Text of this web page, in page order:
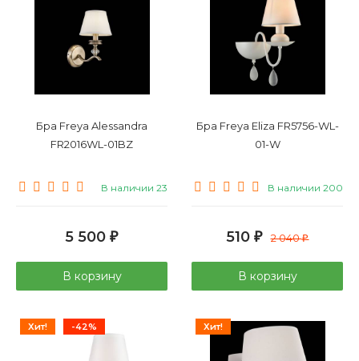
Бра Freya Alessandra
FR2016WL-01BZ
В наличии 23
5 500 ₽
В корзину
Бра Freya Eliza FR5756-WL-
01-W
В наличии 200
510 ₽ 2 040₽
В корзину
Хит! -42% Хит!